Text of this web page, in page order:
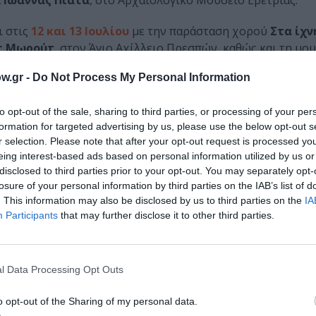
- Do Not Process My Personal Information
opt-out of the sale, sharing to third parties, or processing of your
for targeted advertising by us, please use the below opt-out
selection. Please note that after your opt-out request is processed
interest-based ads based on personal information utilized by us
to third parties prior to your opt-out. You may separately
of your personal information by third parties on the IAB’s list of
This information may also be disclosed by us to third parties on the
Participants that may further disclose it to other third parties.
Data Processing Opt Outs
opt-out of the Sharing of my personal data.
12 και 13 Ιουλίου με την παράσταση χορού Στα
Μωρούτ, στον Άγιο Αχίλλειο Πρεσπών, καθώς και τη
Σ.